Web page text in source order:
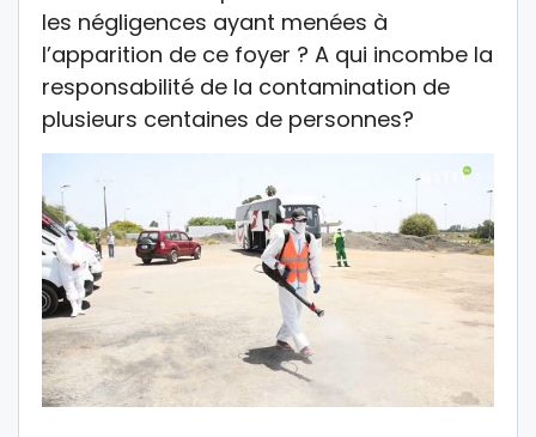
les négligences ayant menées à
l’apparition de ce foyer ? A qui incombe la
responsabilité de la contamination de
plusieurs centaines de personnes?